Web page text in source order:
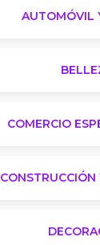
AUTOMÓVIL
COMERCIO
CONSTRUCCIÓN